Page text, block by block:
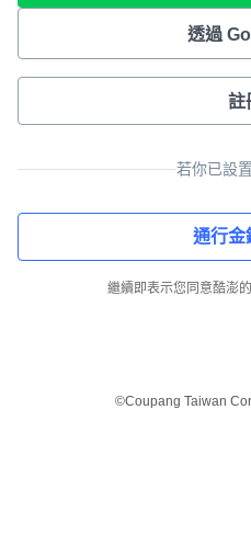
透過
註
若你已設
通行金
繼續即表示您同意酷澎的
©Coupang Taiwan